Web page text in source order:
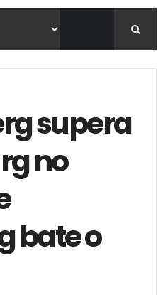
supera
no
bate o